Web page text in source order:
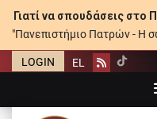
Γιατί να σπουδάσεις στο
"Πανεπιστήμιο Πατρών - Η
LOGIN EL Rss